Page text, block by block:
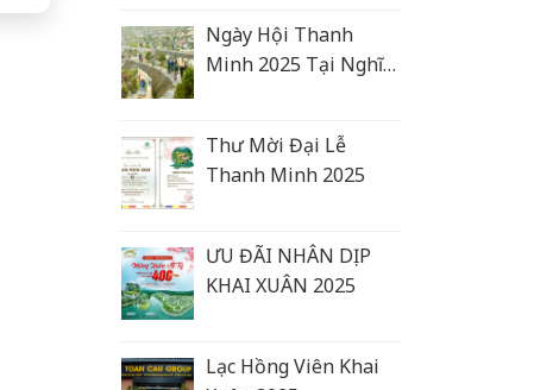
Xanh Rêu Thanh Hoá
Ngày Hội Thanh
Minh 2025 Tại Nghĩa
Thư Mời Đại Lễ
Thanh Minh 2025
ƯU ĐÃI NHÂN DỊP
KHAI XUÂN 2025
Lạc Hồng Viên Khai